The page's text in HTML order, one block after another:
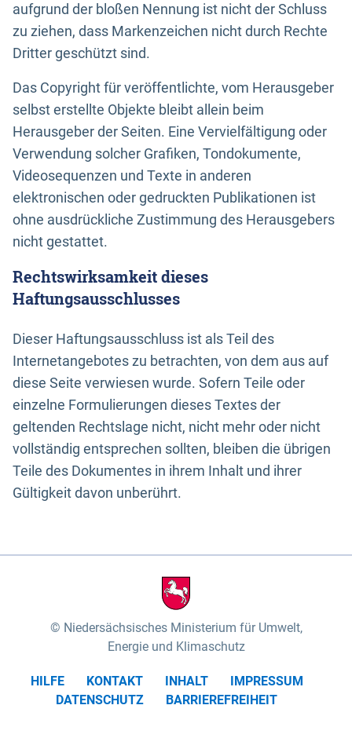
aufgrund der bloßen Nennung ist nicht der Schluss
zu ziehen, dass Markenzeichen nicht durch Rechte
Dritter geschützt sind.
Das Copyright für veröffentlichte, vom Herausgeber
selbst erstellte Objekte bleibt allein beim
Herausgeber der Seiten. Eine Vervielfältigung oder
Verwendung solcher Grafiken, Tondokumente,
Videosequenzen und Texte in anderen
elektronischen oder gedruckten Publikationen ist
ohne ausdrückliche Zustimmung des Herausgebers
nicht gestattet.
Rechtswirksamkeit dieses
Haftungsausschlusses
Dieser Haftungsausschluss ist als Teil des
Internetangebotes zu betrachten, von dem aus auf
diese Seite verwiesen wurde. Sofern Teile oder
einzelne Formulierungen dieses Textes der
geltenden Rechtslage nicht, nicht mehr oder nicht
vollständig entsprechen sollten, bleiben die übrigen
Teile des Dokumentes in ihrem Inhalt und ihrer
Gültigkeit davon unberührt.
Niedersächsisches Ministerium für Umwelt,
Energie und Klimaschutz
HILFE KONTAKT INHALT
IMPRESSUM
DATENSCHUTZ
BARRIEREFREIHEIT